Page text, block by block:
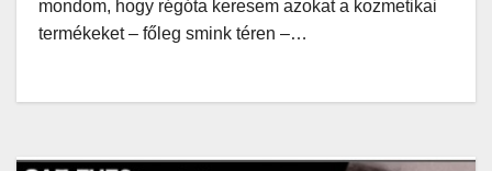
mondom, hogy régóta keresem azokat a kozmetikai
termékeket – főleg smink téren –…